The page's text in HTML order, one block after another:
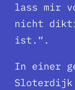
lass mir
nicht
ist.“.
In einer